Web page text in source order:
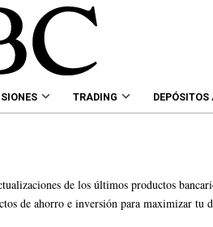
TRADING
de los últimos productos
de ahorro e inversión para maximizar tu